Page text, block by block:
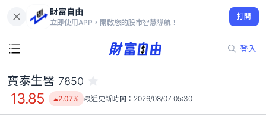
財富自由
立即使用APP，開啟您的股市智慧導航！
打開
登入
13.85
2.07%
寶泰生醫 7850
13.85 2.07% 最近更新時間： 2026/08/07 05:30